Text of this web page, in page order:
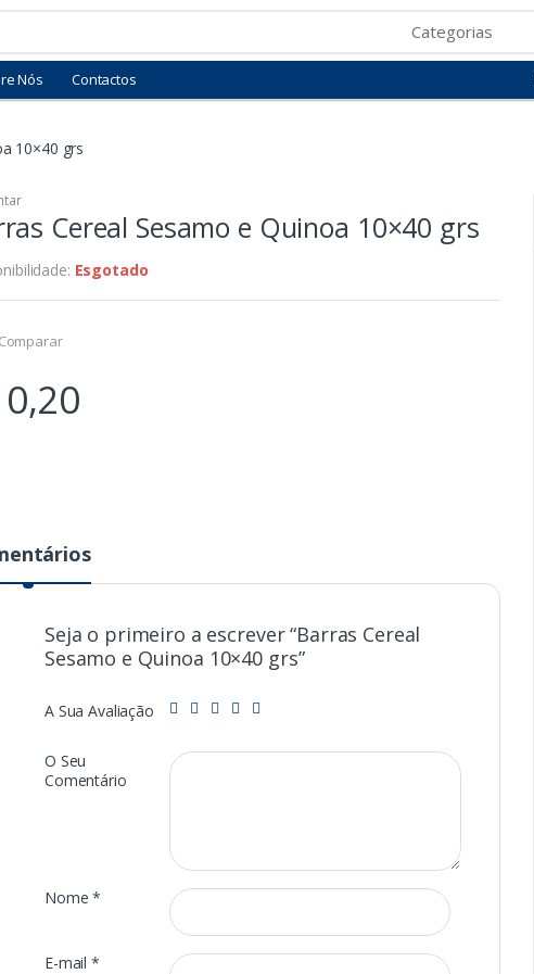
Nós Contactos
10×40 grs
Cereal Sesamo e Quinoa 10×40 grs
Esgotado
Comparar
Seja o primeiro a escrever “Barras Cereal
Sesamo e Quinoa 10×40 grs”
A Sua Avaliação
O Seu
Comentário
Nome*
E-mail*